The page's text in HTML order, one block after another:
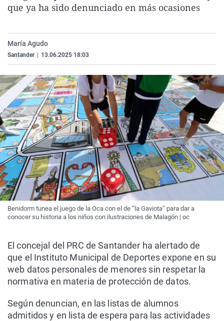
La rosa de los vientos
Caso
Extremadura
País Vasco
Virales
que ya ha sido denunciado en más ocasiones
María Agudo
Santander 13.06.2025 18:03
Benidorm tunea el juego de la Oca con el de “la Gaviota” para dar a
conocer su historia a los niños con ilustraciones de Malagón | oc
El concejal del PRC de Santander ha alertado de
que el Instituto Municipal de Deportes expone en su
web datos personales de menores sin respetar la
normativa en materia de protección de datos.
Según denuncian, en las listas de alumnos
admitidos y en lista de espera para las actividades